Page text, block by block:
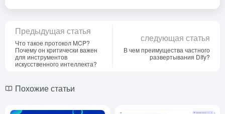
Предыдущая статья
Что такое протокол MCP?
Почему он критически важен
для инструментов
искусственного интеллекта?
следующая статья
В чем преимущества частного
развертывания DIfy?
Похожие статьи